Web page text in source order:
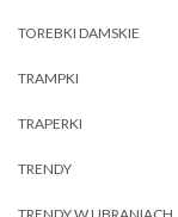
TOREBKI DAMSKIE
TRAMPKI
TRAPERKI
TRENDY